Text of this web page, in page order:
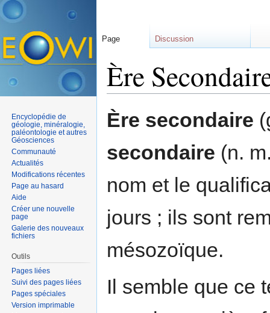
Ère
Ère secondaire
secondaire (n.
nom et le
jours ; ils sont
mésozoïque.
Il semble que ce
Page Discussion
Encyclopédie de
géologie, minéralogie,
paléontologie et autres
Géosciences
Communauté
Actualités
Modifications récentes
Page au hasard
Aide
Créer une nouvelle
page
Galerie des nouveaux
fichiers
Outils
Pages liées
Suivi des pages liées
Pages spéciales
Version imprimable